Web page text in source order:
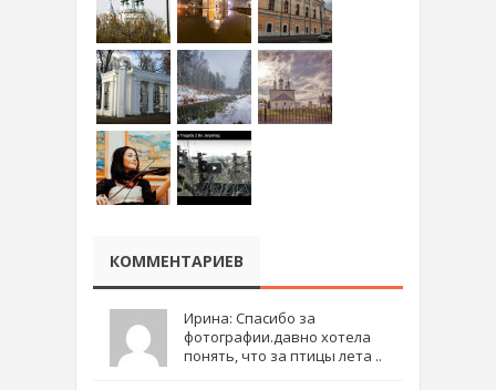
КОММЕНТАРИЕВ
Ирина: Спасибо за
фотографии.давно хотела
понять, что за птицы лета ..